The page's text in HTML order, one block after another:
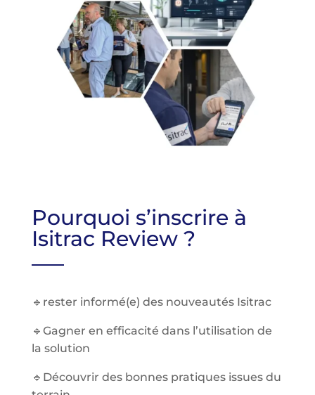
Pourquoi s’inscrire à
Isitrac Review ?
🔹rester informé(e) des nouveautés Isitrac
🔹 Gagner en efficacité dans l’utilisation de
la solution
🔹 Découvrir des bonnes pratiques issues du